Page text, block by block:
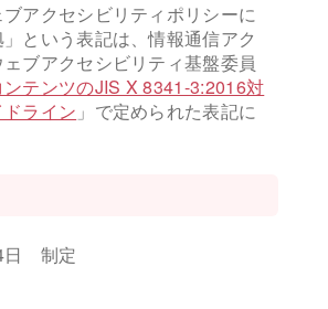
アクセシビリティポリシーに
という表記は、情報通信アク
ブアクセシビリティ基盤委員
ンテンツのJIS X 8341-3:2016対
ライン 」で定められた表記に
日 制定